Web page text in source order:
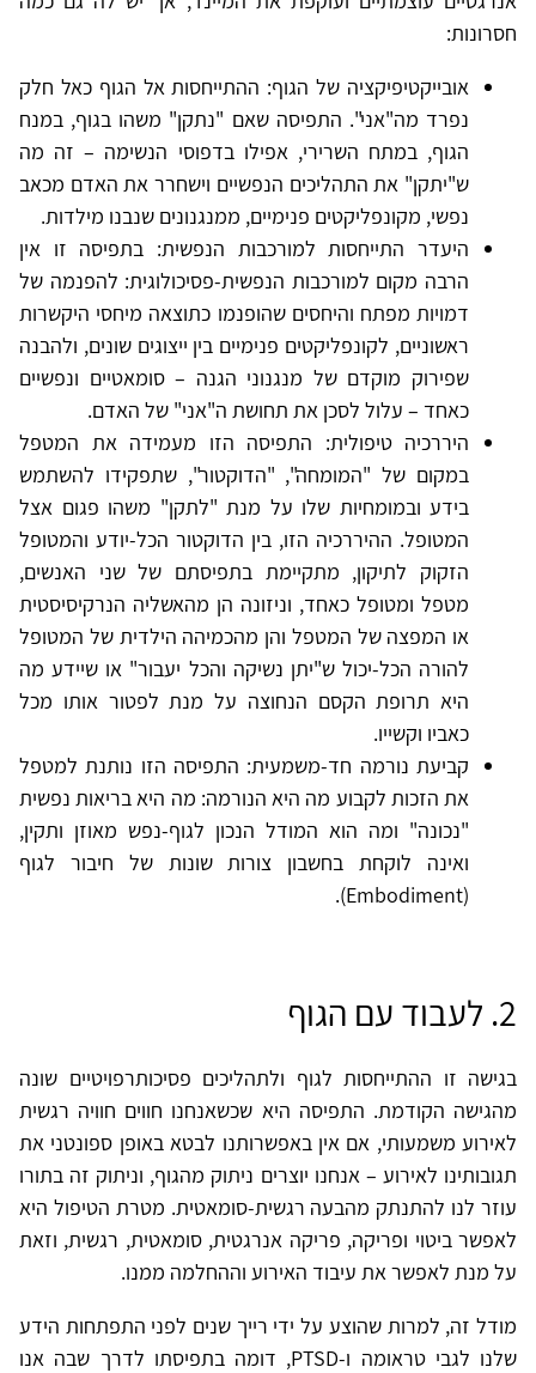
חסרונות:
אובייקטיפיקציה של הגוף: ההתייחסות אל הגוף כאל חלק
נפרד מה"אני". התפיסה שאם "נתקן" משהו בגוף, במנח
הגוף, במתח השרירי, אפילו בדפוסי הנשימה – זה מה
ש"יתקן" את התהליכים הנפשיים וישחרר את האדם מכאב
נפשי, מקונפליקטים פנימיים, ממנגנונים שנבנו מילדות.
היעדר התייחסות למורכבות הנפשית: בתפיסה זו אין
הרבה מקום למורכבות הנפשית-פסיכולוגית: להפנמה של
דמויות מפתח והיחסים שהופנמו כתוצאה מיחסי היקשרות
ראשוניים, לקונפליקטים פנימיים בין ייצוגים שונים, ולהבנה
שפירוק מוקדם של מנגנוני הגנה – סומאטיים ונפשיים
כאחד – עלול לסכן את תחושת ה"אני" של האדם.
היררכיה טיפולית: התפיסה הזו מעמידה את המטפל
במקום של "המומחה", "הדוקטור", שתפקידו להשתמש
בידע ובמומחיות שלו על מנת "לתקן" משהו פגום אצל
המטופל. ההיררכיה הזו, בין הדוקטור הכל-יודע והמטופל
הזקוק לתיקון, מתקיימת בתפיסתם של שני האנשים,
מטפל ומטופל כאחד, וניזונה הן מהאשליה הנרקיסיסטית
או המפצה של המטפל והן מהכמיהה הילדית של המטופל
להורה הכל-יכול ש"יתן נשיקה והכל יעבור" או שיידע מה
היא תרופת הקסם הנחוצה על מנת לפטור אותו מכל
כאביו וקשייו.
קביעת נורמה חד-משמעית: התפיסה הזו נותנת למטפל
את הזכות לקבוע מה היא הנורמה: מה היא בריאות נפשית
"נכונה" ומה הוא המודל הנכון לגוף-נפש מאוזן ותקין,
ואינה לוקחת בחשבון צורות שונות של חיבור לגוף
(Embodiment).
2. לעבוד עם הגוף
בגישה זו ההתייחסות לגוף ולתהליכים פסיכותרפויטיים שונה
מהגישה הקודמת. התפיסה היא שכשאנחנו חווים חוויה רגשית
לאירוע משמעותי, אם אין באפשרותנו לבטא באופן ספונטני את
תגובותינו לאירוע – אנחנו יוצרים ניתוק מהגוף, וניתוק זה בתורו
עוזר לנו להתנתק מהבעה רגשית-סומאטית. מטרת הטיפול היא
לאפשר ביטוי ופריקה, פריקה אנרגטית, סומאטית, רגשית, וזאת
על מנת לאפשר את עיבוד האירוע וההחלמה ממנו.
מודל זה, למרות שהוצע על ידי רייך שנים לפני התפתחות הידע
שלנו לגבי טראומה ו-PTSD, דומה בתפיסתו לדרך שבה אנו